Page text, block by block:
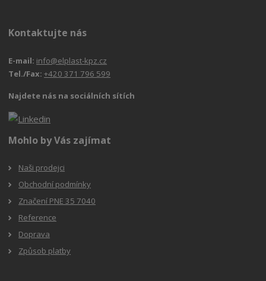
Kontaktujte nás
E-mail: info@elplast-kpz.cz
Tel./Fax:+420 371 796 599
Najdete nás na sociálních sítích
Mohlo by Vás zajímat
Naši prodejci
Obchodní podmínky
Značení PNE 35 7040
Reference
Doprava
Způsob platby